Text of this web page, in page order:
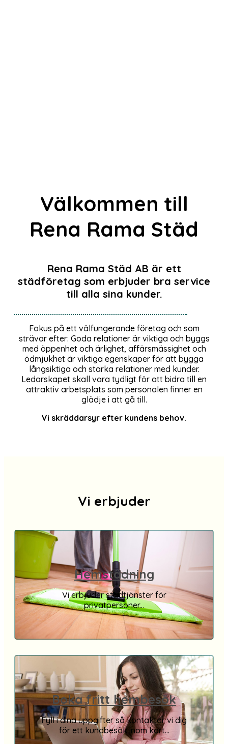
Välkommen till
Rena Rama Städ
Rena Rama Städ AB är ett
städföretag som erbjuder bra service
till alla sina kunder.
Fokus på ett välfungerande företag och som
strävar efter: Goda relationer är viktiga och byggs
med öppenhet och ärlighet, affärsmässighet och
ödmjukhet är viktiga egenskaper för att bygga
långsiktiga och starka relationer med kunder.
Ledarskapet skall vara tydligt för att bidra till en
attraktiv arbetsplats som personalen finner en
glädje i att gå till.
Vi skräddarsyr efter kundens behov.
Vi erbjuder
Hemstädning
Vi erbjuder städtjänster för
privatpersoner...
Boka fritt hembesök
Fyll i dina uppgifter så kontaktar vi dig
för ett kundbesök inom kort...